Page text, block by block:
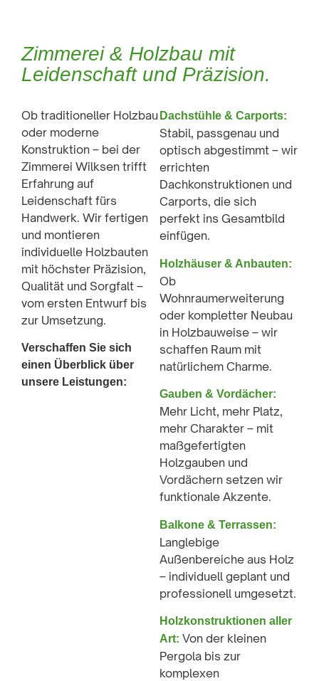
Zimmerei & Holzbau mit
Leidenschaft und Präzision.
Ob traditioneller Holzbau
oder moderne
Konstruktion – bei der
Zimmerei Wilksen trifft
Erfahrung auf
Leidenschaft fürs
Handwerk. Wir fertigen
und montieren
individuelle Holzbauten
mit höchster Präzision,
Qualität und Sorgfalt –
vom ersten Entwurf bis
zur Umsetzung.
Verschaffen Sie sich
einen Überblick über
unsere Leistungen:
Dachstühle & Carports:
Stabil, passgenau und
optisch abgestimmt – wir
errichten
Dachkonstruktionen und
Carports, die sich
perfekt ins Gesamtbild
einfügen.
Holzhäuser & Anbauten:
Ob
Wohnraumerweiterung
oder kompletter Neubau
in Holzbauweise – wir
schaffen Raum mit
natürlichem Charme.
Gauben & Vordächer:
Mehr Licht, mehr Platz,
mehr Charakter – mit
maßgefertigten
Holzgauben und
Vordächern setzen wir
funktionale Akzente.
Balkone & Terrassen:
Langlebige
Außenbereiche aus Holz
– individuell geplant und
professionell umgesetzt.
Holzkonstruktionen aller
Art: Von der kleinen
Pergola bis zur
komplexen